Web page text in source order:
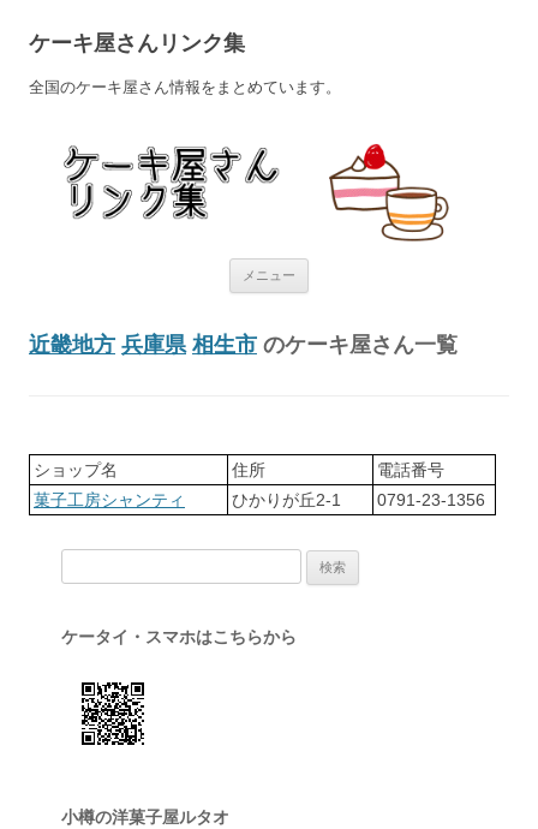
ケーキ屋さんリンク集
全国のケーキ屋さん情報をまとめています。
メニュー
近畿地方 兵庫県 相生市 のケーキ屋さん一覧
ショップ名 住所
電話番号
菓子工房シャンティ
ひかりが丘2-1 0791-23-1356
ケータイ・スマホはこちらから
小樽の洋菓子屋ルタオ